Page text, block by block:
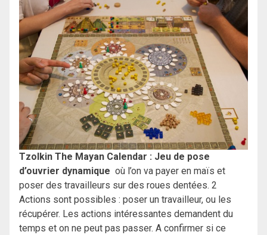
Tzolkin The Mayan Calendar : Jeu de pose
d’ouvrier dynamique où l’on va payer en maïs et
poser des travailleurs sur des roues dentées. 2
Actions sont possibles : poser un travailleur, ou les
récupérer. Les actions intéressantes demandent du
temps et on ne peut pas passer. A confirmer si ce